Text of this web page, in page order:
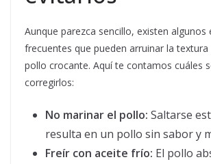
Aunque parezca sencillo, existen algunos
frecuentes que pueden arruinar la
pollo crocante. Aquí te contamos cuáles
corregirlos:
No marinar el pollo: Saltarse
resulta en un pollo sin sabor y
Freír con aceite frío: El pollo